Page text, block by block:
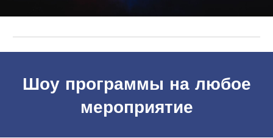
Шоу программы на любое
мероприятие